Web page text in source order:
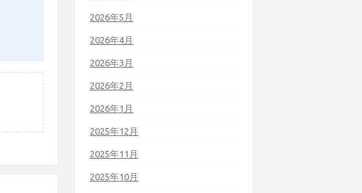
2026年5月
2026年4月
2026年3月
2026年2月
2026年1月
2025年12月
2025年11月
2025年10月